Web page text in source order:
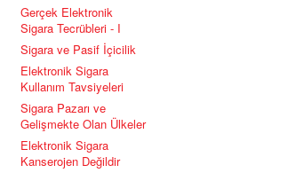
Gerçek Elektronik
Sigara Tecrübleri - I
Sigara ve Pasif İçicilik
Elektronik Sigara
Kullanım Tavsiyeleri
Sigara Pazarı ve
Gelişmekte Olan Ülkeler
Elektronik Sigara
Kanserojen Değildir